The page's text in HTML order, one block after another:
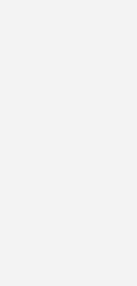
Liefertermin; des
vorgemerkt. Sobald die Ware
Besteller, ohne dass eine
Bei bereits vergriffenen
Auflage in Vorbereitung
Im Falle der
durch GEM unterrichtet. Bereits
rückerstattet.
zur Lieferung der bestellten Ware
nicht in der Lage ist, weil
Verpflichtungen nicht
zum Rücktritt berechtigt. In
darüber informiert, dass
die bestellte Leistung nicht zur
des Bestellers bleiben